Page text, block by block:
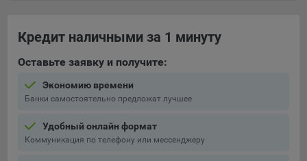
Кредит наличными за 1 минуту
Оставьте заявку и получите:
Экономию времени
Банки самостоятельно предложат лучшее
Удобный онлайн формат
Коммуникация по телефону или мессенджеру